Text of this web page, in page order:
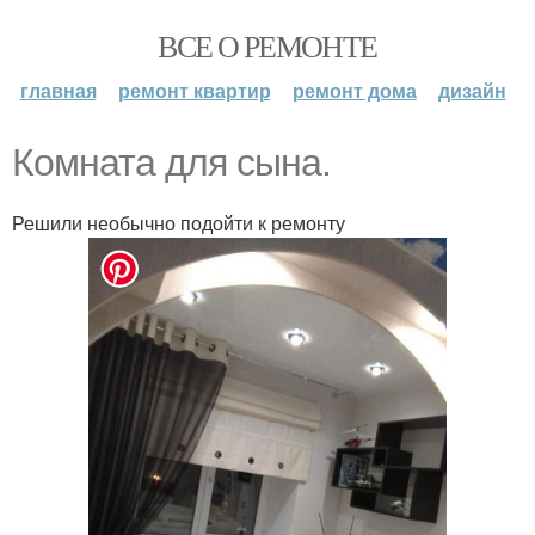
ВСЕ О РЕМОНТЕ
главная ремонт квартир ремонт дома дизайн
Комната для сына.
Решили необычно подойти к ремонту